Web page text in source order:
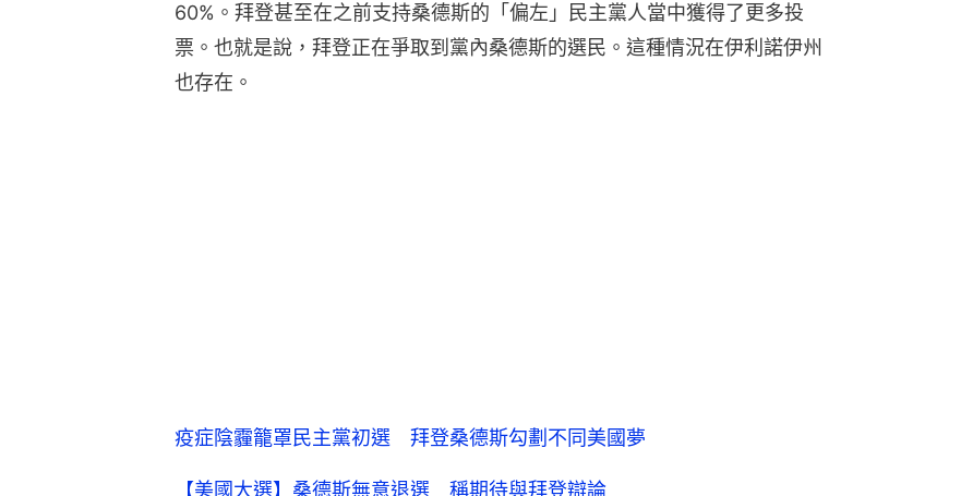
60%。拜登甚至在之前支持桑德斯的「偏左」民主黨人當中獲得了更多投
票。也就是說，拜登正在爭取到黨內桑德斯的選民。這種情況在伊利諾伊州
也存在。
疫症陰霾籠罩民主黨初選 拜登桑德斯勾劃不同美國夢
【美國大選】桑德斯無意退選 稱期待與拜登辯論